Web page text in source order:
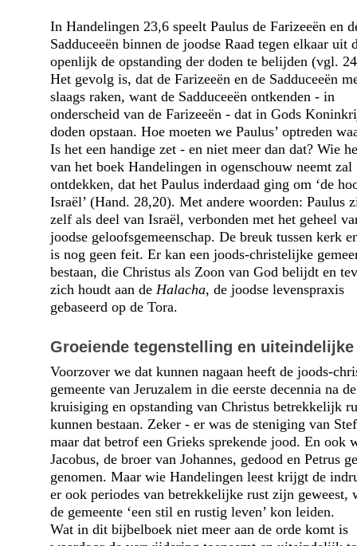
In Handelingen 23,6 speelt Paulus de Farizeeën en
Sadduceeën binnen de joodse Raad tegen elkaar uit
openlijk de opstanding der doden te belijden (vgl.
Het gevolg is, dat de Farizeeën en de Sadduceeën
slaags raken, want de Sadduceeën ontkenden - in
onderscheid van de Farizeeën - dat in Gods
doden opstaan. Hoe moeten we Paulus’ optreden
Is het een handige zet - en niet meer dan dat? Wie
van het boek Handelingen in ogenschouw neemt zal
ontdekken, dat het Paulus inderdaad ging om ‘de
Israël’ (Hand. 28,20). Met andere woorden: Paulus
zelf als deel van Israël, verbonden met het geheel
joodse geloofsgemeenschap. De breuk tussen kerk
is nog geen feit. Er kan een joods-christelijke
bestaan, die Christus als Zoon van God belijdt en
zich houdt aan de Halacha, de joodse levenspraxis
gebaseerd op de Tora.
Groeiende tegenstelling en
Voorzover we dat kunnen nagaan heeft de joods-
gemeente van Jeruzalem in die eerste decennia na de
kruisiging en opstanding van Christus betrekkelijk
kunnen bestaan. Zeker - er was de steniging van
maar dat betrof een Grieks sprekende jood. En ook
Jacobus, de broer van Johannes, gedood en Petrus
genomen. Maar wie Handelingen leest krijgt de
er ook periodes van betrekkelijke rust zijn geweest,
de gemeente ‘een stil en rustig leven’ kon leiden.
Wat in dit bijbelboek niet meer aan de orde komt is